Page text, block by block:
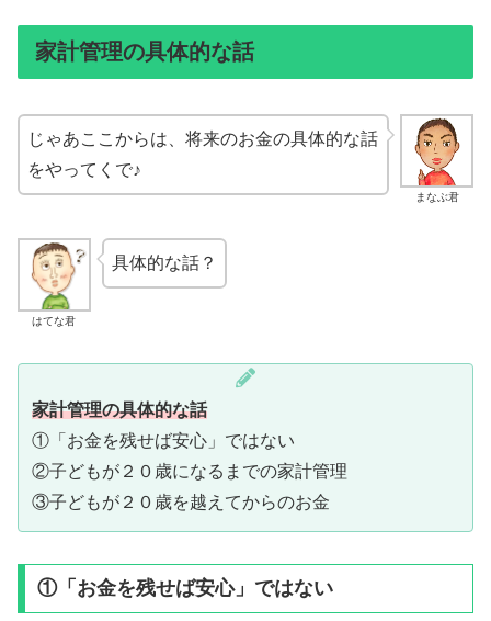
家計管理の具体的な話
まなぶ君
じゃあここからは、将来のお金の具体的な話
をやってくで♪
はてな君
具体的な話？
家計管理の具体的な話
①「お金を残せば安心」ではない
②子どもが２０歳になるまでの家計管理
③子どもが２０歳を越えてからのお金
①「お金を残せば安心」ではない